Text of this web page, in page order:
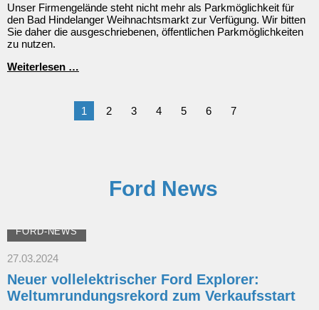
Unser Firmengelände steht nicht mehr als Parkmöglichkeit für
den Bad Hindelanger Weihnachtsmarkt zur Verfügung. Wir bitten
Sie daher die ausgeschriebenen, öffentlichen Parkmöglichkeiten
zu nutzen.
Weiterlesen …
uns
zum
1 2 3 4 5 6 7
Ford News
FORD-NEWS
27.03.2024
Neuer vollelektrischer Ford Explorer:
Weltumrundungsrekord zum Verkaufsstart